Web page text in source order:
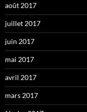
août 2017
juillet 2017
juin 2017
mai 2017
avril 2017
mars 2017